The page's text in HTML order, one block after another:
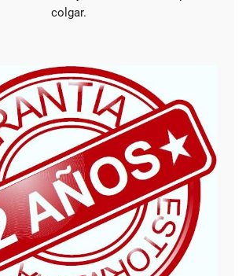
colgar.